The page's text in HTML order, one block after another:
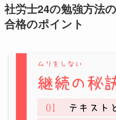
社労士24の勉強方法
合格のポイント